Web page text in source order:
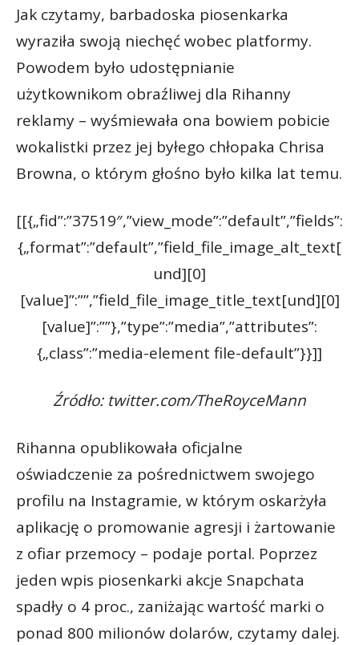
Jak czytamy, barbadoska piosenkarka
wyraziła swoją niechęć wobec platformy.
Powodem było udostępnianie
użytkownikom obraźliwej dla Rihanny
reklamy – wyśmiewała ona bowiem pobicie
wokalistki przez jej byłego chłopaka Chrisa
Browna, o którym głośno było kilka lat temu.
[[{„fid”:”37519″,”view_mode”:”default”,”fields”:
{„format”:”default”,”field_file_image_alt_text[
und][0]
[value]”:””,”field_file_image_title_text[und][0]
[value]”:””},”type”:”media”,”attributes”:
{„class”:”media-element file-default”}}]]
Źródło: twitter.com/TheRoyceMann
Rihanna opublikowała oficjalne
oświadczenie za pośrednictwem swojego
profilu na Instagramie, w którym oskarżyła
aplikację o promowanie agresji i żartowanie
z ofiar przemocy – podaje portal. Poprzez
jeden wpis piosenkarki akcje Snapchata
spadły o 4 proc., zaniżając wartość marki o
ponad 800 milionów dolarów, czytamy dalej.